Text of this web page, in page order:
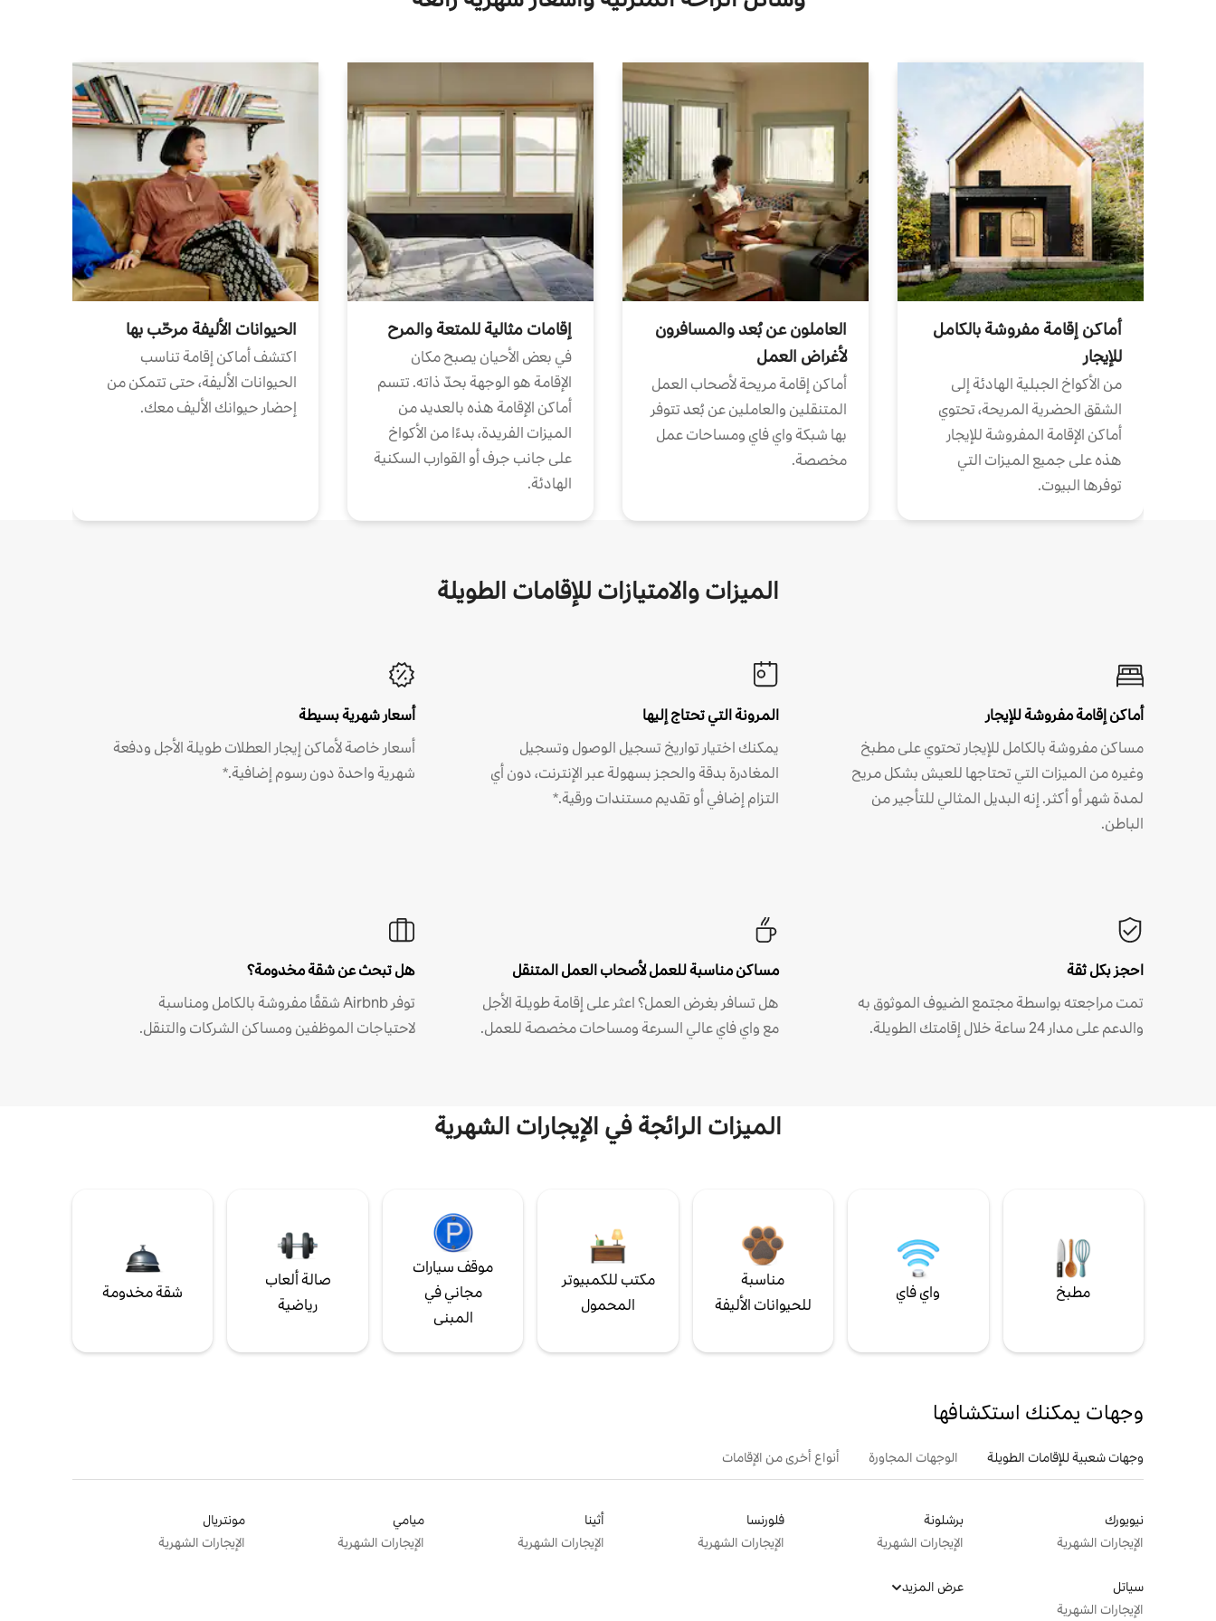
أماكن إقامة مفروشة بالكامل
للإيجار
من الأكواخ الجبلية الهادئة إلى
الشقق الحضرية المريحة، تحتوي
أماكن الإقامة المفروشة للإيجار
هذه على جميع الميزات التي
توفرها البيوت.
العاملون عن بُعد والمسافرون
لأغراض العمل
أماكن إقامة مريحة لأصحاب العمل
المتنقلين والعاملين عن بُعد تتوفر
بها شبكة واي فاي ومساحات عمل
مخصصة.
إقامات مثالية للمتعة والمرح
في بعض الأحيان يصبح مكان
الإقامة هو الوجهة بحدّ ذاته. تتسم
أماكن الإقامة هذه بالعديد من
الميزات الفريدة، بدءًا من الأكواخ
على جانب جرف أو القوارب السكنية
الهادئة.
الحيوانات الأليفة مرحّب بها
اكتشف أماكن إقامة تناسب
الحيوانات الأليفة، حتى تتمكن من
إحضار حيوانك الأليف معك.
الميزات والامتيازات للإقامات الطويلة
أماكن إقامة مفروشة للإيجار
مساكن مفروشة بالكامل للإيجار تحتوي على مطبخ
وغيره من الميزات التي تحتاجها للعيش بشكل مريح
لمدة شهر أو أكثر. إنه البديل المثالي للتأجير من
الباطن.
المرونة التي تحتاج إليها
يمكنك اختيار تواريخ تسجيل الوصول وتسجيل
المغادرة بدقة والحجز بسهولة عبر الإنترنت، دون أي
التزام إضافي أو تقديم مستندات ورقية.*
أسعار شهرية بسيطة
أسعار خاصة لأماكن إيجار العطلات طويلة الأجل ودفعة
شهرية واحدة دون رسوم إضافية.*
احجز بكل ثقة
تمت مراجعته بواسطة مجتمع الضيوف الموثوق به
والدعم على مدار 24 ساعة خلال إقامتك الطويلة.
مساكن مناسبة للعمل لأصحاب العمل المتنقل
هل تسافر بغرض العمل؟ اعثر على إقامة طويلة الأجل
مع واي فاي عالي السرعة ومساحات مخصصة للعمل.
هل تبحث عن شقة مخدومة؟
توفر Airbnb شققًا مفروشة بالكامل ومناسبة
لاحتياجات الموظفين ومساكن الشركات والتنقل.
الميزات الرائجة في الإيجارات الشهرية
مطبخ واي فاي
مناسبة
للحيوانات الأليفة
مكتب للكمبيوتر
المحمول
موقف سيارات
مجاني في
المبنى
صالة ألعاب
رياضية
شقة مخدومة
وجهات يمكنك استكشافها
وجهات شعبية للإقامات الطويلة الوجهات المجاورة أنواع أخرى من الإقامات
نيويورك
الإيجارات الشهرية
برشلونة
الإيجارات الشهرية
فلورنسا
الإيجارات الشهرية
أثينا
الإيجارات الشهرية
ميامي
الإيجارات الشهرية
مونتريال
الإيجارات الشهرية
سياتل
الإيجارات الشهرية
عرض المزيد